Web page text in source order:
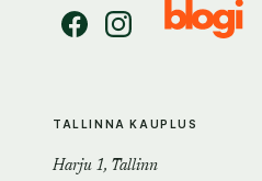
TALLINNA KAUPLUS
Harju 1, Tallinn